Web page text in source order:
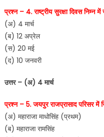
प्रश्न – 4. राष्ट्रीय सुरक्षा दिवस निम्न
(अ) 4 मार्च
(ब) 12 अप्रेल
(स) 20 मई
(द) 10 जनवरी
उत्तर – (अ) 4 मार्च
प्रश्न – 5. जयपुर राजप्रासाद परिसर में
(अ) महाराजा माधोसिंह (प्रथम)
(ब) महाराजा रामसिंह